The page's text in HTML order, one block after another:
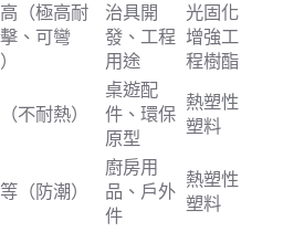
（極高耐
、可彎
治具開
發、工程
用途
光固化
增強工
程樹酯
不耐熱）
桌遊配
件、環保
原型
熱塑性
塑料
（防潮）
廚房用
品、戶外
件
熱塑性
塑料